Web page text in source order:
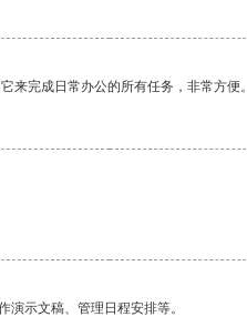
来完成日常办公的所有任务，非常方便。
示文稿、管理日程安排等。